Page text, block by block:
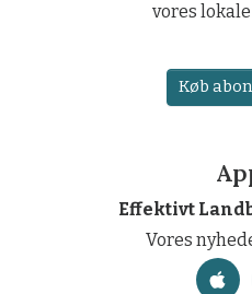
vores
Køb
Effektivt
Vores